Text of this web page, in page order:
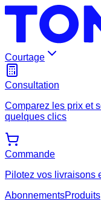
Courtage
Consultation
Comparez les prix et
quelques clics
Commande
Pilotez vos livraisons
AbonnementsProduits